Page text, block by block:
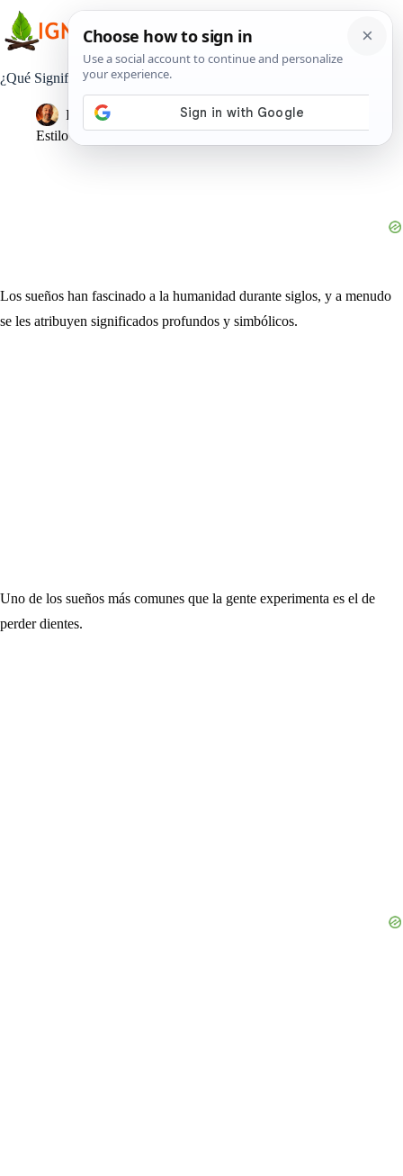
contenido
¿Qué Significa Soñar que se te Caen los Dientes?
Pedro Lisperguer
26 octubre, 2023
Estilo de Vida
Los sueños han fascinado a la humanidad durante siglos, y a menudo
se les atribuyen significados profundos y simbólicos.
Uno de los sueños más comunes que la gente experimenta es el de
perder dientes.